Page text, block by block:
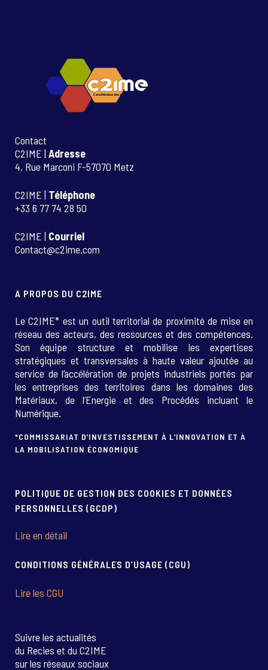
Contact
C2IME | Adresse
4, Rue Marconi F-57070 Metz
C2IME | Téléphone
+33 6 77 74 28 50
C2IME | Courriel
Contact@c2ime.com
A PROPOS DU C2IME
Le C2IME* est un outil territorial de proximité de mise en
réseau des acteurs, des ressources et des compétences.
Son équipe structure et mobilise les expertises
stratégiques et transversales à haute valeur ajoutée au
service de l’accélération de projets industriels portés par
les entreprises des territoires dans les domaines des
Matériaux, de l’Energie et des Procédés incluant le
Numérique.
*COMMISSARIAT D’INVESTISSEMENT À L’INNOVATION ET À
LA MOBILISATION ÉCONOMIQUE
POLITIQUE DE GESTION DES COOKIES ET DONNÉES
PERSONNELLES (GCDP)
Lire en détail
CONDITIONS GÉNÉRALES D’USAGE (CGU)
Lire les CGU
Suivre les actualités
du Recies et du C2IME
sur les réseaux sociaux